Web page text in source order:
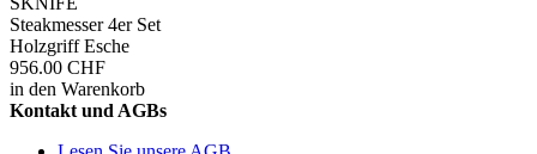
Steakmesser 4er Set
Holzgriff Esche
956.00 CHF
in den Warenkorb
Kontakt und AGBs